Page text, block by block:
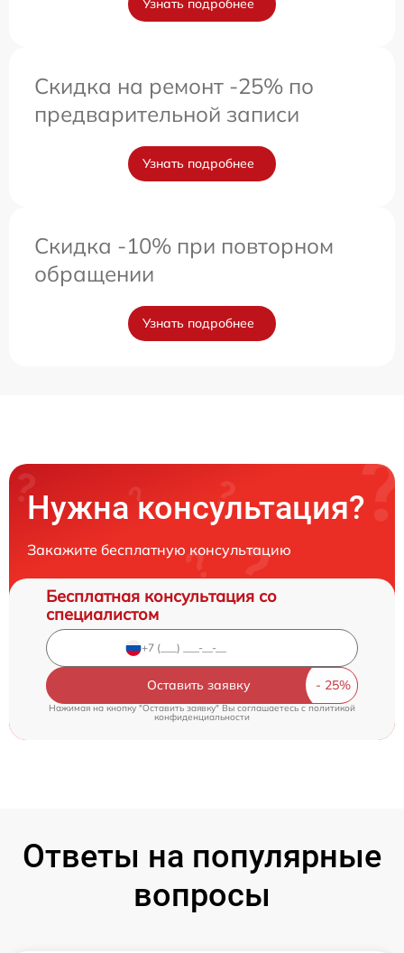
Скидка на ремонт -25% по
предварительной записи
Узнать подробнее
Скидка -10% при повторном
обращении
Узнать подробнее
Нужна консультация?
Закажите бесплатную консультацию
Бесплатная консультация со
специалистом
Оставить заявку
Нажимая на кнопку "Оставить заявку" Вы соглашаетесь cполитикой
конфиденциальности
Ответы на популярные
вопросы